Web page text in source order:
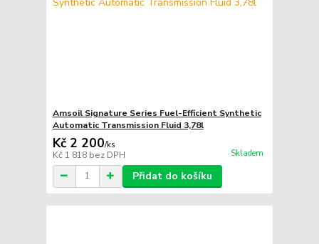
Amsoil Signature Series Fuel-Efficient Synthetic
Automatic Transmission Fluid 3,78l
Kč 2 200/ks
Kč 1 818 bez DPH Skladem
Přidat do košíku